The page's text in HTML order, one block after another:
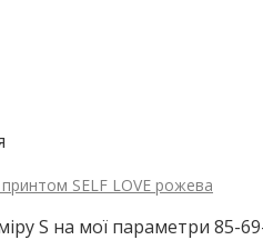
SELF LOVE рожева
S на мої параметри 85-